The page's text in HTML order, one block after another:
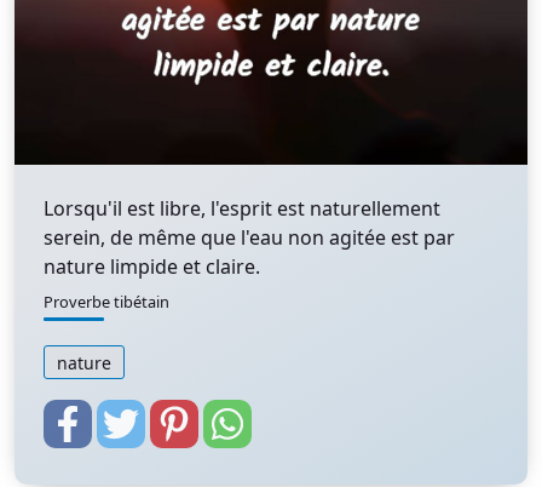
Lorsqu'il est libre, l'esprit est naturellement
serein, de même que l'eau non agitée est par
nature limpide et claire.
Proverbe tibétain
nature